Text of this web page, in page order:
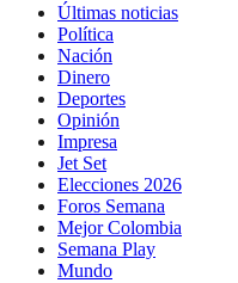
Últimas noticias
Política
Nación
Dinero
Deportes
Opinión
Impresa
Jet Set
Elecciones 2026
Foros Semana
Mejor Colombia
Semana Play
Mundo